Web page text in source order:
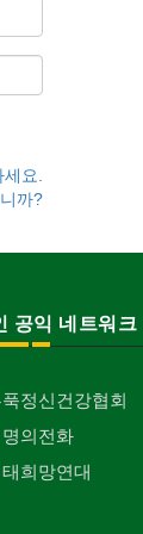
요.
까?
공익 네트워크
정신건강협회
의전화
희망연대